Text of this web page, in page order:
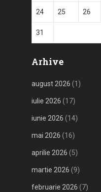
24 25 26
31
Arhive
august 2026 (1)
iulie 2026 (17)
iunie 2026 (14)
mai 2026 (16)
aprilie 2026 (5)
martie 2026 (9)
februarie 2026 (7)